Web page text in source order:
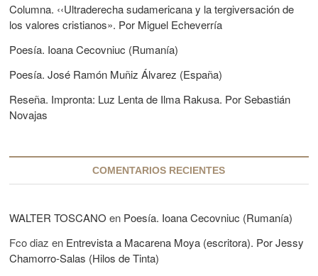
e
n
t
r
a
a
s
t
e
Columna. ‹‹Ultraderecha sudamericana y la tergiversación de
los valores cristianos». Por Miguel Echeverría
Poesía. Ioana Cecovniuc (Rumanía)
Poesía. José Ramón Muñiz Álvarez (España)
Reseña. Impronta: Luz Lenta de Ilma Rakusa. Por Sebastián
Novajas
COMENTARIOS RECIENTES
WALTER TOSCANO en Poesía. Ioana Cecovniuc (Rumanía)
Fco diaz en Entrevista a Macarena Moya (escritora). Por Jessy
Chamorro-Salas (Hilos de Tinta)